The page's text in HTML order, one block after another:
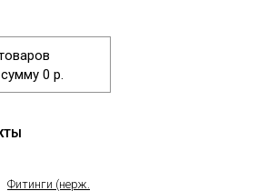
0 р.
Фитинги (нерж.